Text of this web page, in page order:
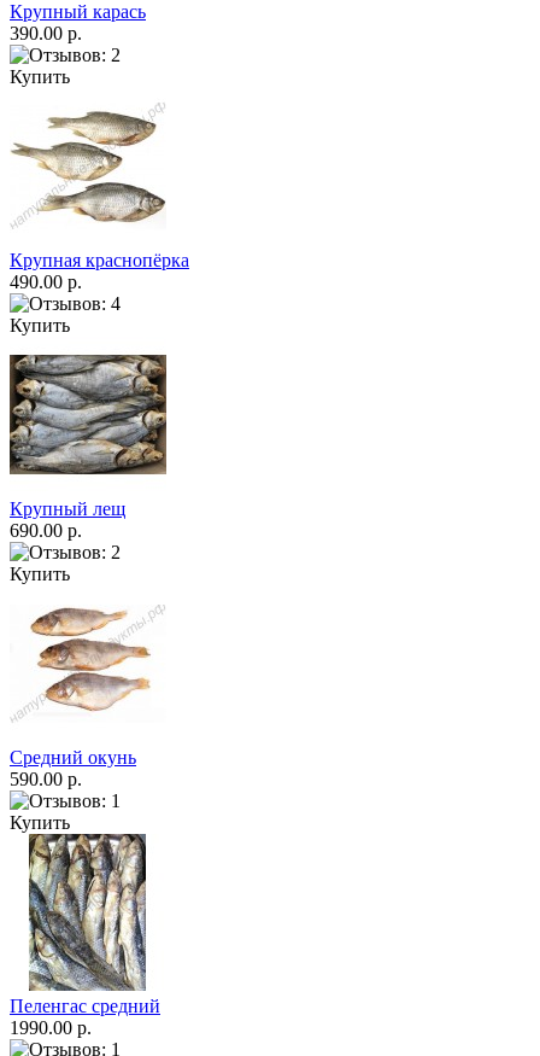
Крупный карась
390.00 р.
Купить
Крупная краснопёрка
490.00 р.
Купить
Крупный лещ
690.00 р.
Купить
Средний окунь
590.00 р.
Купить
Пеленгас средний
1990.00 р.